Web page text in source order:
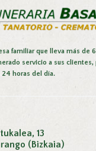
familiar que lleva más de
servicio a sus
horas del día.
13
(Bizkaia)